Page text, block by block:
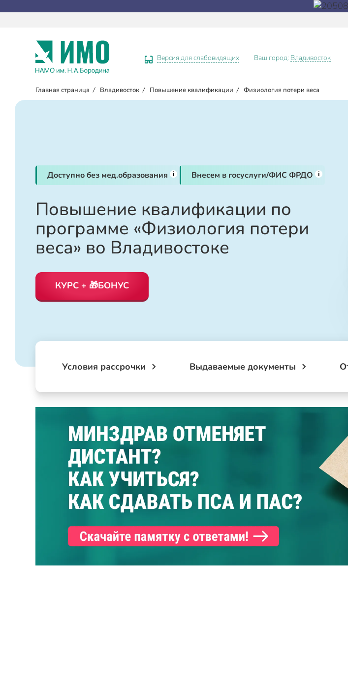
Версия для слабовидящих Ваш город: Владивосток
Главная страница / Владивосток / Повышение квалификации / Физиология потери веса
Доступно без мед.образования i Внесем в госуслуги/ФИС ФРДО i
Повышение квалификации по
программе «Физиология потери
веса» во Владивостоке
КУРС + 🎁БОНУС
Условия рассрочки Выдаваемые документы